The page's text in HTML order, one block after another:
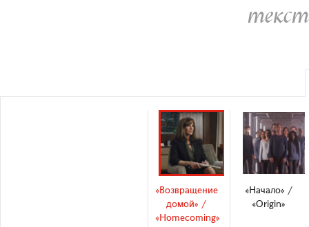
«Возвращение
домой» /
«Homecoming»
«Начало» /
«Origin»